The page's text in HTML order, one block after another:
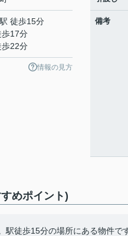
駅 徒歩15分
歩17分
歩22分
情報の見方
備考
めポイント)
駅徒歩15分の場所にある物件